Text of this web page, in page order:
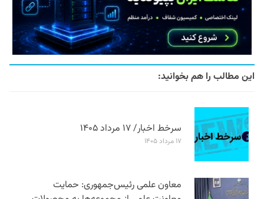
این مطالب را هم بخوانید:
سرخط اخبار/ ۱۷ مرداد ۱۴۰۵
۱۷ مرداد ۱۴۰۵
معاون علمی رئیس‌جمهوری: حمایت